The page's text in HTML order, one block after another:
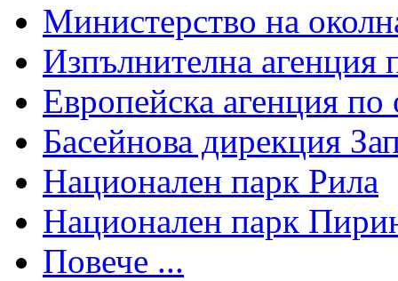
Министерство на
Изпълнителна агенция
Европейска агенция по
Басейнова дирекция
Национален парк Рила
Национален парк
Повече ...